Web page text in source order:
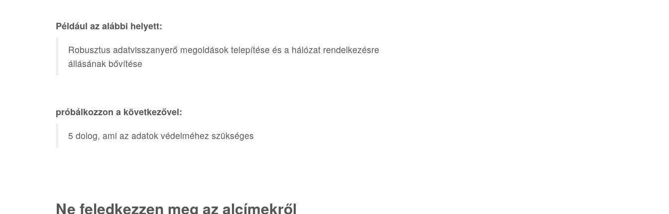
Például az alábbi helyett:
Robusztus adatvisszanyerő megoldások telepítése és a hálózat rendelkezésre
állásának bővítése
próbálkozzon a következővel:
5 dolog, ami az adatok védelméhez szükséges
Ne feledkezzen meg az alcímekről